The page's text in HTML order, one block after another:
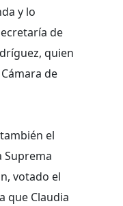
y lo
de
quien
de
el
Suprema
votado el
que Claudia